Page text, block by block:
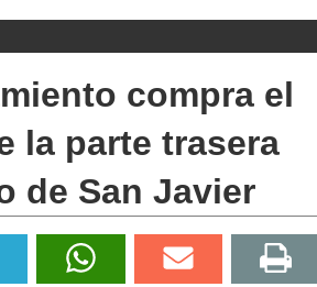
compra el
la parte trasera
de San Javier